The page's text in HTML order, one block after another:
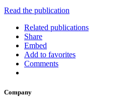
Read the publication
Related publications
Share
Embed
Add to favorites
Comments
Company